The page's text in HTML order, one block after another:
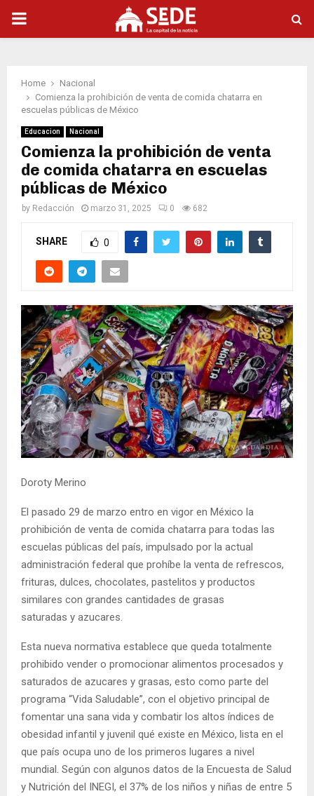
PRIMARY
Home
Nacional
Comienza la prohibición de venta de comida chatarra en
escuelas públicas de México
Educacion Nacional
Comienza la prohibición de venta
de comida chatarra en escuelas
públicas de México
by Redacción marzo 31, 2025 0 682
SHARE 0
Doroty Merino
El pasado 29 de marzo entro en vigor en México la
prohibición de venta de comida chatarra para todas las
escuelas públicas del país, impulsado por la actual
administración federal que prohíbe la venta de refrescos,
frituras, dulces, chocolates, pastelitos y productos
similares con grandes cantidades de grasas
saturadas y azucares.
Esta nueva normativa establece que queda totalmente
prohibido vender o promocionar alimentos procesados y
saturados de azucares y grasas, esto como parte del
programa “Vida Saludable”, con el objetivo principal de
fomentar una sana vida y combatir los altos índices de
obesidad infantil y juvenil qué existe en México, lista en el
que país ocupa uno de los primeros lugares a nivel
mundial. Según con algunos datos de la Encuesta de Salud
y Nutrición del INEGI, el 37% de los niños y niñas de entre 5